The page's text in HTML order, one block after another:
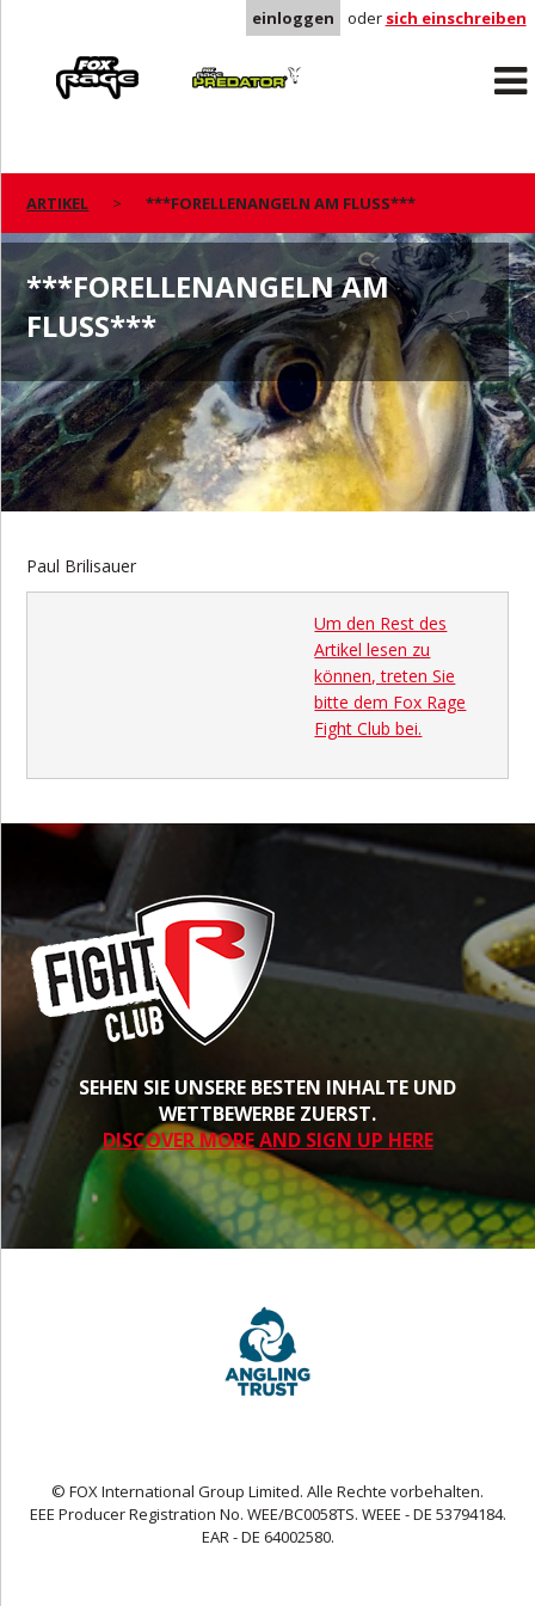
einloggen oder sich einschreiben
Predator
ARTIKEL ***FORELLENANGELN AM FLUSS***
***FORELLENANGELN AM
FLUSS***
Paul Brilisauer
Um den Rest des
Artikel lesen zu
können, treten Sie
bitte dem Fox Rage
Fight Club bei.
SEHEN SIE UNSERE BESTEN INHALTE UND
WETTBEWERBE ZUERST.
DISCOVER MORE AND SIGN UP HERE
© FOX International Group Limited. Alle Rechte vorbehalten.
EEE Producer Registration No. WEE/BC0058TS. WEEE - DE 53794184.
EAR - DE 64002580.